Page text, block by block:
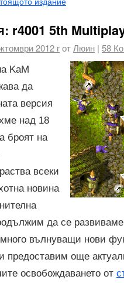
издание
r4001 5th
2012 гот Люин | 58
KaM
да
версия
над 18
броят на
всеки
новина
да се
вълнуващи нови
предоставим още
освобождаването от